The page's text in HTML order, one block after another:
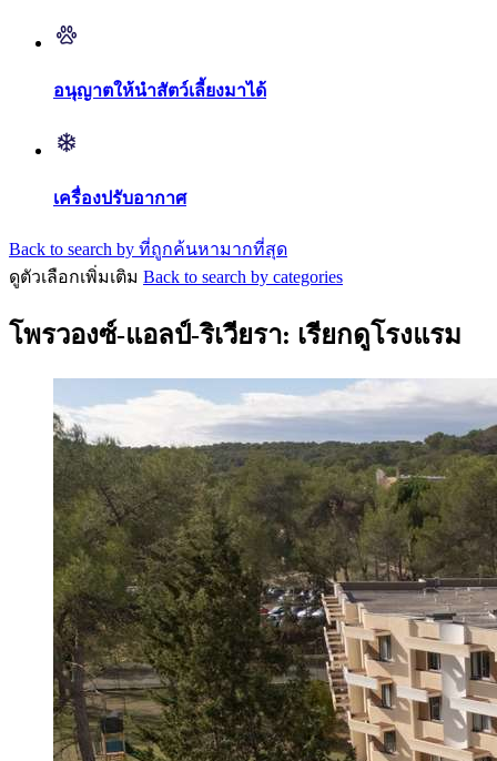
อนุญาตให้นำสัตว์เลี้ยงมาได้
เครื่องปรับอากาศ
Back to search by ที่ถูกค้นหามากที่สุด
ดูตัวเลือกเพิ่มเติม Back to search by categories
โพรวองซ์-แอลป์-ริเวียรา: เรียกดูโรงแรม